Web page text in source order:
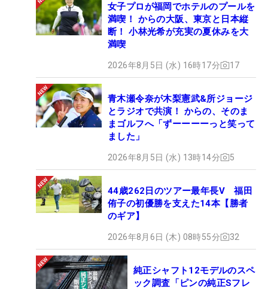
女子プロが福岡でホテルのプールを
満喫！ からの大阪、東京と日本縦
断！ 小林光希が充実の夏休みを大
満喫
2026年8月5日 (水) 16時17分 17
青木瀬令奈が木梨憲武&所ジョージ
とラジオで共演！ からの、そのま
まゴルフへ「ずーーーーっと笑って
ました」
2026年8月5日 (水) 13時14分 5
44歳262日のツアー最年長V 福田
侑子の初優勝を支えた14本【勝者
のギア】
2026年8月6日 (木) 08時55分 32
純正シャフト12モデルのスペ
ック調査「ピンの純正Sフレ